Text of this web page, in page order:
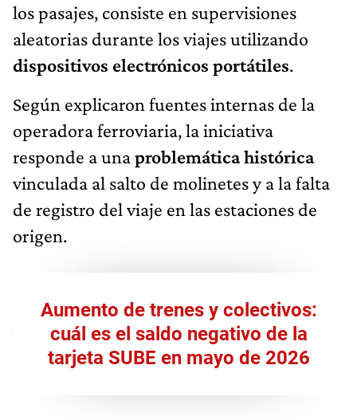
los pasajes, consiste en supervisiones
aleatorias durante los viajes utilizando
dispositivos electrónicos portátiles.
Según explicaron fuentes internas de la
operadora ferroviaria, la iniciativa
responde a unaproblemática histórica
vinculada al salto de molinetes y a la falta
de registro del viaje en las estaciones de
origen.
Aumento de trenes y colectivos:
cuál es el saldo negativo de la
tarjeta SUBE en mayo de 2026